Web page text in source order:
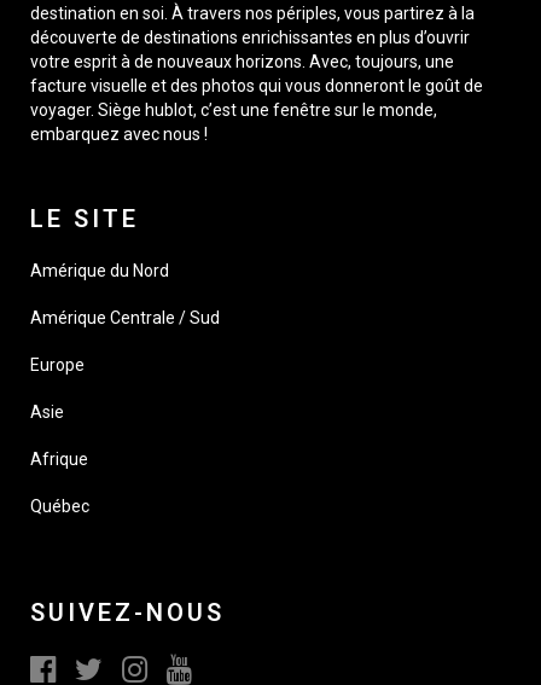
destination en soi. À travers nos périples, vous partirez à la
découverte de destinations enrichissantes en plus d’ouvrir
votre esprit à de nouveaux horizons. Avec, toujours, une
facture visuelle et des photos qui vous donneront le goût de
voyager. Siège hublot, c’est une fenêtre sur le monde,
embarquez avec nous !
LE SITE
Amérique du Nord
Amérique Centrale / Sud
Europe
Asie
Afrique
Québec
SUIVEZ-NOUS